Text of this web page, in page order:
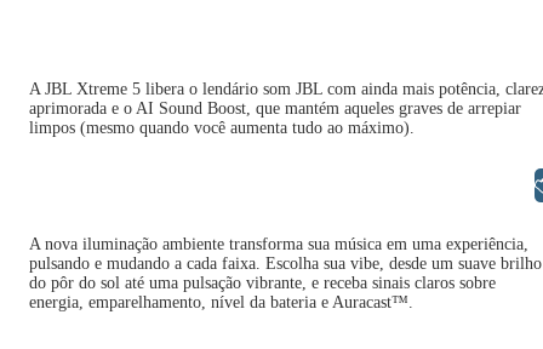
A JBL Xtreme 5 libera o lendário som JBL com ainda mais potência,
aprimorada e o AI Sound Boost, que mantém aqueles graves de arrepiar
limpos (mesmo quando você aumenta tudo ao máximo).
A nova iluminação ambiente transforma sua música em uma experiência,
pulsando e mudando a cada faixa. Escolha sua vibe, desde um suave brilho
do pôr do sol até uma pulsação vibrante, e receba sinais claros sobre
energia, emparelhamento, nível da bateria e Auracast™.